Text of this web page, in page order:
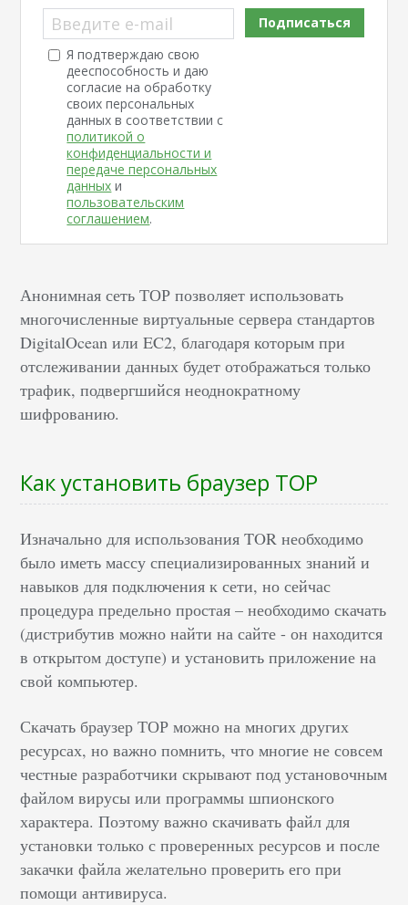
Введите e-mail
Я подтверждаю свою
дееспособность и даю
согласие на обработку
своих персональных
данных в соответствии с
политикой о
конфиденциальности и
передаче персональных
данных и
пользовательским
соглашением.
Подписаться
Анонимная сеть ТОР позволяет использовать
многочисленные виртуальные сервера стандартов
DigitalOcean или EC2, благодаря которым при
отслеживании данных будет отображаться только
трафик, подвергшийся неоднократному
шифрованию.
Как установить браузер ТОР
Изначально для использования TOR необходимо
было иметь массу специализированных знаний и
навыков для подключения к сети, но сейчас
процедура предельно простая – необходимо скачать
(дистрибутив можно найти на сайте - он находится
в открытом доступе) и установить приложение на
свой компьютер.
Скачать браузер ТОР можно на многих других
ресурсах, но важно помнить, что многие не совсем
честные разработчики скрывают под установочным
файлом вирусы или программы шпионского
характера. Поэтому важно скачивать файл для
установки только с проверенных ресурсов и после
закачки файла желательно проверить его при
помощи антивируса.